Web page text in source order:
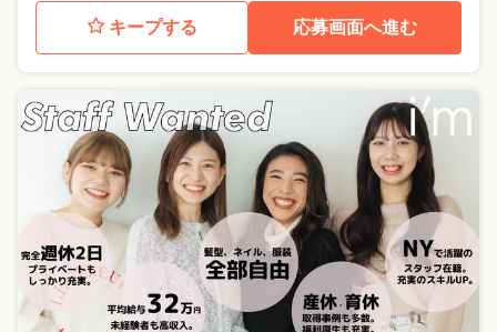
キープする 応募画面へ進む